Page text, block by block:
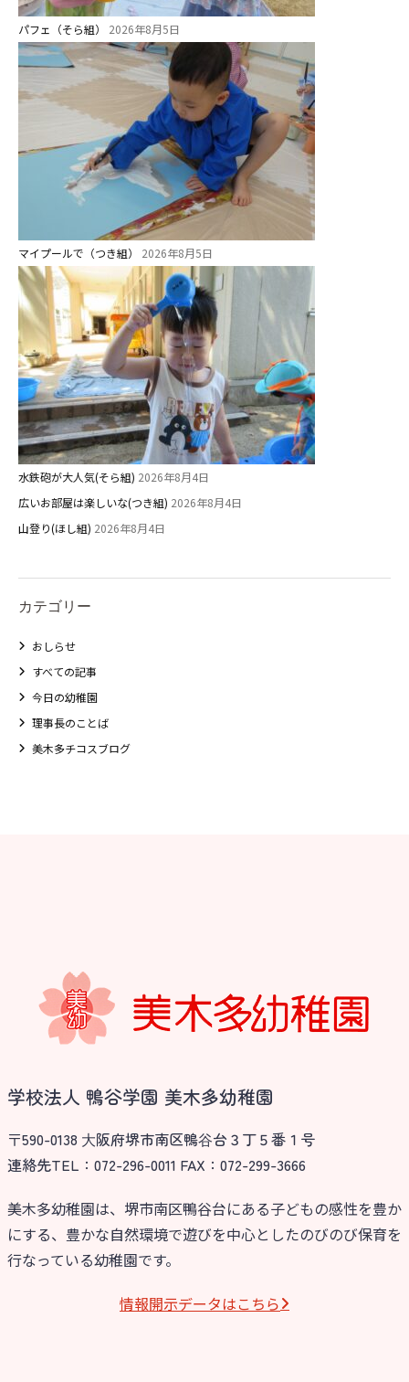
パフェ（そら組） 2026年8月5日
マイプールで（つき組） 2026年8月5日
水鉄砲が大人気(そら組) 2026年8月4日
広いお部屋は楽しいな(つき組) 2026年8月4日
山登り(ほし組) 2026年8月4日
カテゴリー
おしらせ
すべての記事
今日の幼稚園
理事長のことば
美木多チコスブログ
学校法人 鴨谷学園 美木多幼稚園
〒590-0138 ⼤阪府堺市南区鴨⾕台３丁５番１号
連絡先TEL：072-296-0011 FAX：072-299-3666
美木多幼稚園は、堺市南区鴨谷台にある子どもの感性を豊か
にする、豊かな自然環境で遊びを中心としたのびのび保育を
行なっている幼稚園です。
情報開⽰データはこちら
年間⾏事
預かり保育［ヒラソル ]
美⽊多チコス
美⽊多チコスについて
美⽊多チコスブログ
未就園児クラス
0歳親子登園［マカロンクラス ]
1歳・2歳親子登園［マリポサクラ
ス ]
2歳児ひとり登園［ゆず組 ]
グループ施設・
関係先リンク
学校法⼈鴨⾕学園 鳳幼稚園
学校法⼈諏訪森学園 諏訪森幼稚
社会福祉法人野田福祉会